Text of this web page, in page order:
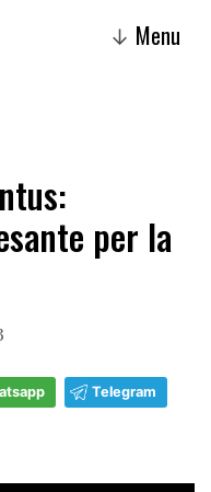
↓ Menu
per la
Telegram